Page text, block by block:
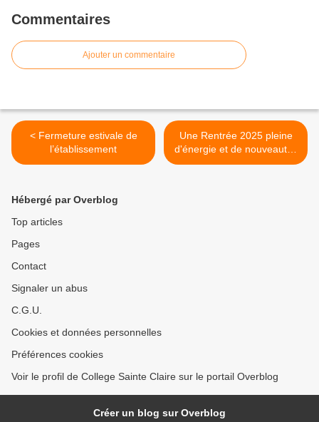
Commentaires
Ajouter un commentaire
< Fermeture estivale de
l’établissement
Une Rentrée 2025 pleine
d'énergie et de nouveautés
au Collège Sainte-Claire ! >
Hébergé par Overblog
Top articles
Pages
Contact
Signaler un abus
C.G.U.
Cookies et données personnelles
Préférences cookies
Voir le profil de College Sainte Claire sur le portail Overblog
Créer un blog sur Overblog